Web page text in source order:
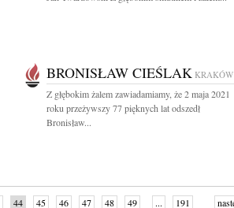
BRONISŁAW CIEŚLAK KRAKÓW
Z głębokim żalem zawiadamiamy, że 2 maja 2021
roku przeżywszy 77 pięknych lat odszedł
Bronisław...
44 45 46 47 48 49 ... 191